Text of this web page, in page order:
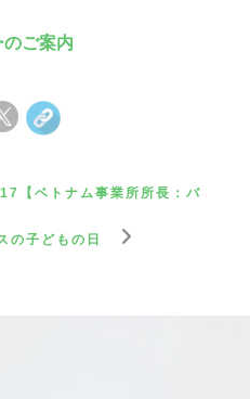
ご案内
【ベトナム事業所所長：バ
の子どもの日